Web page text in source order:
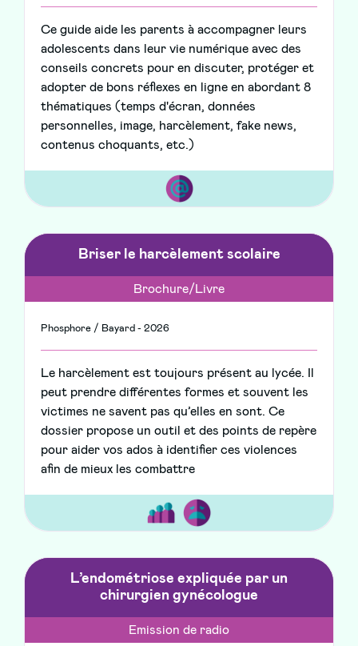
Ce guide aide les parents à accompagner leurs
adolescents dans leur vie numérique avec des
conseils concrets pour en discuter, protéger et
adopter de bons réflexes en ligne en abordant 8
thématiques (temps d'écran, données
personnelles, image, harcèlement, fake news,
contenus choquants, etc.)
Briser le harcèlement scolaire
Brochure/Livre
Phosphore / Bayard - 2026
Le harcèlement est toujours présent au lycée. Il
peut prendre différentes formes et souvent les
victimes ne savent pas qu’elles en sont. Ce
dossier propose un outil et des points de repère
pour aider vos ados à identifier ces violences
afin de mieux les combattre
L’endométriose expliquée par un
chirurgien gynécologue
Emission de radio